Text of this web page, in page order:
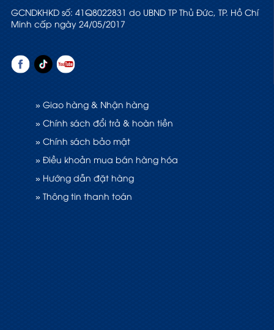
GCNDKHKD số: 41Q8022831 do UBND TP Thủ Đức, TP. Hồ Chí
Minh cấp ngày 24/05/2017
» Giao hàng & Nhận hàng
» Chính sách đổi trả & hoàn tiền
» Chính sách bảo mật
» Điều khoản mua bán hàng hóa
» Hướng dẫn đặt hàng
» Thông tin thanh toán